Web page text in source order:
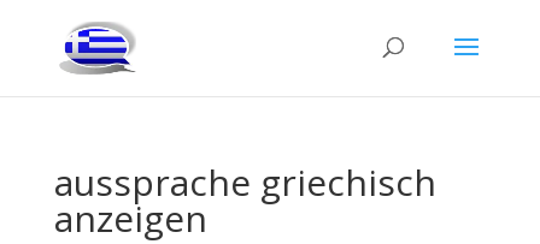
aussprache griechisch
anzeigen